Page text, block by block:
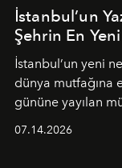
İstanbul’un
Şehrin En
İstanbul’un yeni
dünya mutfağına
gününe yayılan
07.14.2026